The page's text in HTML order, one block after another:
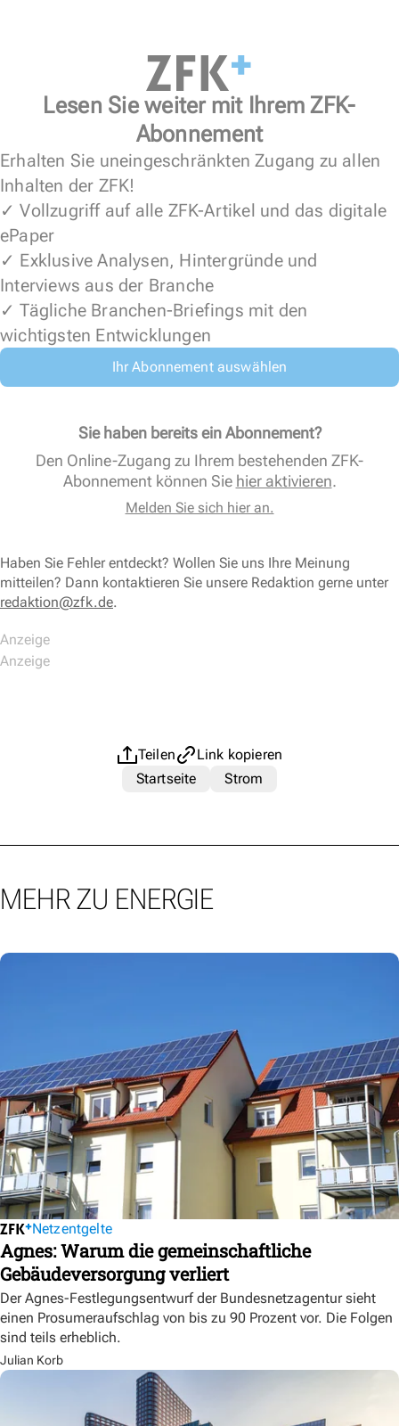
Lesen Sie weiter mit Ihrem ZFK-
Abonnement
Erhalten Sie uneingeschränkten Zugang zu allen
Inhalten der ZFK!
✓ Vollzugriff auf alle ZFK-Artikel und das digitale
ePaper
✓ Exklusive Analysen, Hintergründe und
Interviews aus der Branche
✓ Tägliche Branchen-Briefings mit den
wichtigsten Entwicklungen
Ihr Abonnement auswählen
Sie haben bereits ein Abonnement?
Den Online-Zugang zu Ihrem bestehenden ZFK-
Abonnement können Sie hier aktivieren.
Melden Sie sich hier an.
Haben Sie Fehler entdeckt? Wollen Sie uns Ihre Meinung
mitteilen? Dann kontaktieren Sie unsere Redaktion gerne unter
redaktion@zfk.de.
Teilen
Link kopieren
Startseite
Strom
MEHR ZU ENERGIE
Netzentgelte
Agnes: Warum die gemeinschaftliche
Gebäudeversorgung verliert
Der Agnes-Festlegungsentwurf der Bundesnetzagentur sieht
einen Prosumeraufschlag von bis zu 90 Prozent vor. Die Folgen
sind teils erheblich.
Julian Korb